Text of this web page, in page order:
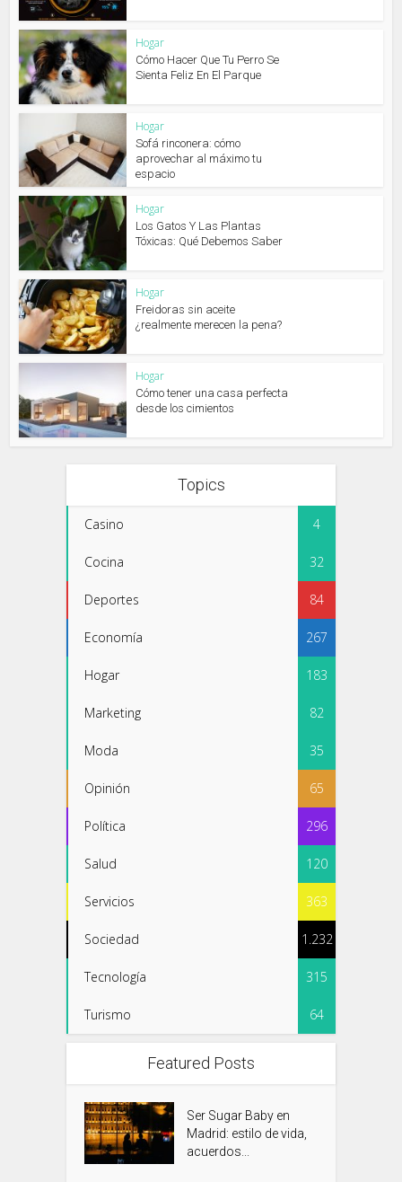
Hogar
Cómo Hacer Que Tu Perro Se
Sienta Feliz En El Parque
Hogar
Sofá rinconera: cómo
aprovechar al máximo tu
espacio
Hogar
Los Gatos Y Las Plantas
Tóxicas: Qué Debemos Saber
Hogar
Freidoras sin aceite
¿realmente merecen la pena?
Hogar
Cómo tener una casa perfecta
desde los cimientos
Topics
Casino 4
Cocina 32
Deportes 84
Economía 267
Hogar 183
Marketing 82
Moda 35
Opinión 65
Política 296
Salud 120
Servicios 363
Sociedad 1.232
Tecnología 315
Turismo 64
Featured Posts
Ser Sugar Baby en
Madrid: estilo de vida,
acuerdos...